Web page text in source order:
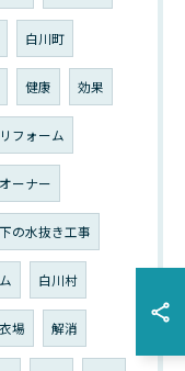
白川町
健康 効果
リフォーム
オーナー
の水抜き工事
白川村
場 解消